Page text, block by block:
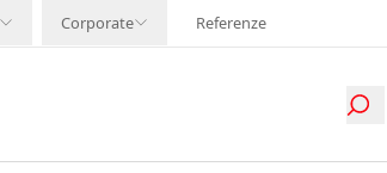
Corporate Referenze